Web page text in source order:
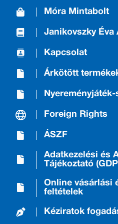
Móra Mintabolt
Janikovszky Éva
Kapcsolat
Árkötött
Nyereményjáték-
Foreign Rights
ÁSZF
Adatkezelési és
Tájékoztató
Online vásárlási
feltételek
Kéziratok